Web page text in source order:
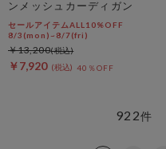
ンメッシュカーディガン
セールアイテムALL10%OFF
8/3(mon)~8/7(fri)
￥7,920 40％OFF
￥13,200
922件